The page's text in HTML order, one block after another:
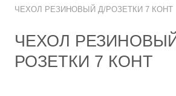
ЧЕХОЛ РЕЗИНОВЫЙ Д/РОЗЕТКИ 7 КОНТ
ЧЕХОЛ
РОЗЕТКИ 7 КОНТ